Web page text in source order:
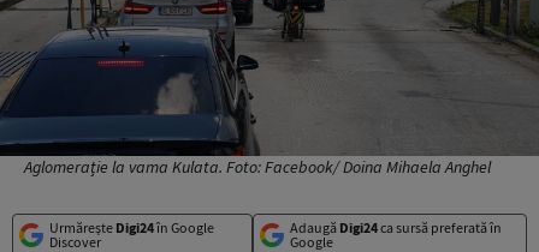
Aglomerație la vama Kulata. Foto: Facebook/ Doina Mihaela Anghel
Urmărește Digi24în Google
Discover
Adaugă Digi24ca sursă preferată în
Google